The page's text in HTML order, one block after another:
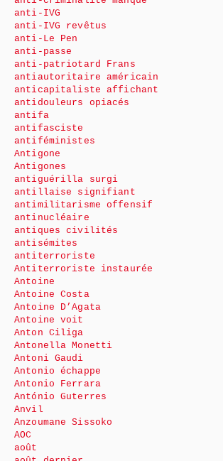
anti-IVG
anti-IVG revêtus
anti-Le Pen
anti-passe
anti-patriotard Frans
antiautoritaire américain
anticapitaliste affichant
antidouleurs opiacés
antifa
antifasciste
antiféministes
Antigone
Antigones
antiguérilla surgi
antillaise signifiant
antimilitarisme offensif
antinucléaire
antiques civilités
antisémites
antiterroriste
Antiterroriste instaurée
Antoine
Antoine Costa
Antoine D’Agata
Antoine voit
Anton Ciliga
Antonella Monetti
Antoni Gaudi
Antonio échappe
Antonio Ferrara
António Guterres
Anvil
Anzoumane Sissoko
AOC
août